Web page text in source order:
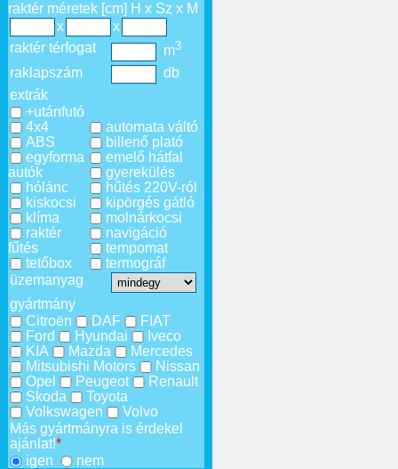
raktér méretek [cm] H x Sz x M
x
x
raktér térfogat
m3
raklapszám
db
extrák
+utánfutó
4x4
ABS
egyforma
autók
hólánc
kiskocsi
klíma
raktér
fűtés
tetőbox
automata váltó
billenő plató
emelő hátfal
gyerekülés
hűtés 220V-ról
kipörgés gátló
molnárkocsi
navigáció
tempomat
termográf
üzemanyag
gyártmány
Citroën
DAF
FIAT
Ford
Hyundai
Iveco
KIA
Mazda
Mercedes
Mitsubishi Motors
Nissan
Opel
Peugeot
Renault
Skoda
Toyota
Volkswagen
Volvo
Más gyártmányra is érdekel
ajánlat!*
igen
nem